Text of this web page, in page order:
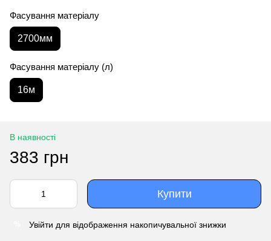
Фасування матеріалу
2700мм
Фасування матеріалу (л)
16м
В наявності
383 грн
Купити
Увійти для відображення накопичувальної знижки